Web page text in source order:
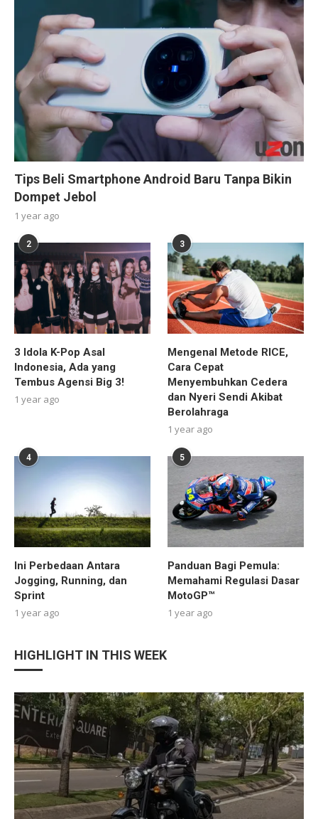
Tips Beli Smartphone Android Baru Tanpa Bikin
Dompet Jebol
1 year ago
2
3 Idola K-Pop Asal
Indonesia, Ada yang
Tembus Agensi Big 3!
1 year ago
3
Mengenal Metode RICE,
Cara Cepat
Menyembuhkan Cedera
dan Nyeri Sendi Akibat
Berolahraga
1 year ago
4
Ini Perbedaan Antara
Jogging, Running, dan
Sprint
1 year ago
5
Panduan Bagi Pemula:
Memahami Regulasi Dasar
MotoGP™
1 year ago
HIGHLIGHT IN THIS WEEK